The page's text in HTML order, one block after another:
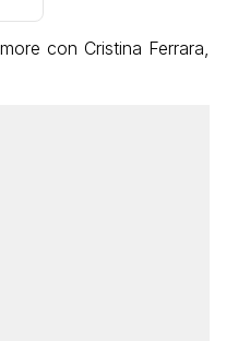
con Cristina Ferrara,